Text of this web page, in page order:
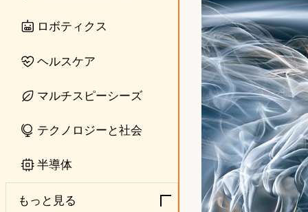
ロボティクス
ヘルスケア
マルチスピーシーズ
テクノロジーと社会
半導体
もっと見る
d
o
n